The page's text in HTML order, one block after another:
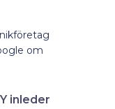
om
inleder